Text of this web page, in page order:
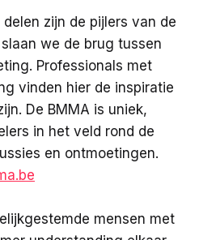
zijn de pijlers van de
we de brug tussen
Professionals met
vinden hier de inspiratie
De BMMA is uniek,
in het veld rond de
en ontmoetingen.
mensen met